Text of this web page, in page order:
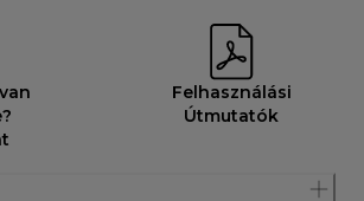
Felhasználási
Útmutatók